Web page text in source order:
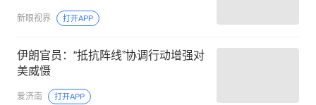
新眼视界 打开APP
伊朗官员：“抵抗阵线”协调行动增强对
美威慑
爱济南 打开APP